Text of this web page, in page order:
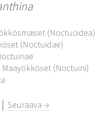
(Noctuoidea)
(Noctuidae)
Maayökköset (Noctuini)
│Seuraava →